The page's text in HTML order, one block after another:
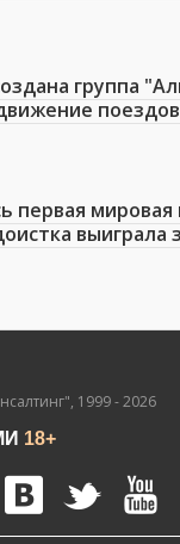
группа
первая мировая
1999 - 2026
18+